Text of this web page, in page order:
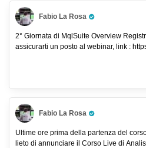
Fabio La Rosa
Pro Trader
2° Giornata di MqlSuite Overview Registrati ora per
assicurarti un posto al webinar, link :
Fabio La Rosa
Pro Trader
Ultime ore prima della partenza del corso...
lieto di annunciare il Corso Live di